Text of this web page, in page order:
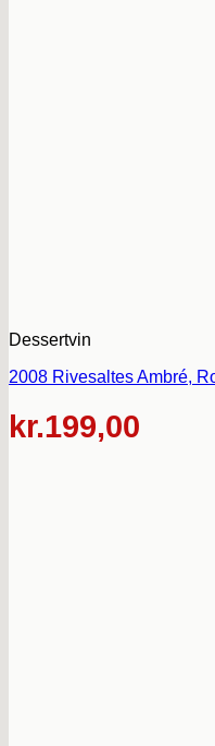
Dessertvin
2008 Rivesaltes Ambré,
kr.199,00